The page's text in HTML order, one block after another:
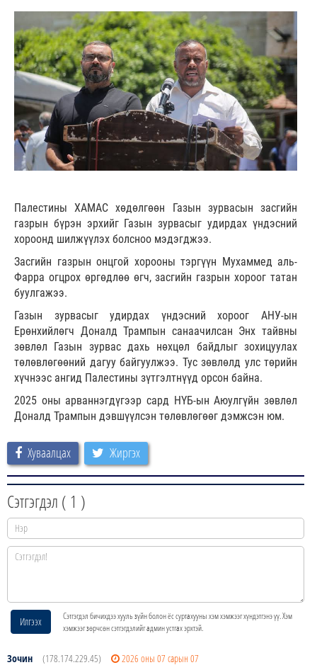
Палестины ХАМАС хөдөлгөөн Газын зурвасын засгийн
газрын бүрэн эрхийг Газын зурвасыг удирдах үндэсний
хороонд шилжүүлэх болсноо мэдэгджээ.
Засгийн газрын онцгой хорооны тэргүүн Мухаммед аль-
Фарра огцрох өргөдлөө өгч, засгийн газрын хороог татан
буулгажээ.
Газын зурвасыг удирдах үндэсний хороог АНУ-ын
Ерөнхийлөгч Доналд Трампын санаачилсан Энх тайвны
зөвлөл Газын зурвас дахь нөхцөл байдлыг зохицуулах
төлөвлөгөөний дагуу байгуулжээ. Тус зөвлөлд улс төрийн
хүчнээс ангид Палестины зүтгэлтнүүд орсон байна.
2025 оны арваннэгдүгээр сард НҮБ-ын Аюулгүйн зөвлөл
Доналд Трампын дэвшүүлсэн төлөвлөгөөг дэмжсэн юм.
Хуваалцах Жиргэх
Сэтгэгдэл ( 1 )
Илгээх
Сэтгэгдэл бичихдээ хууль зүйн болон ёс суртахууны хэм хэмжээг хүндэтгэнэ үү. Хэм
хэмжээг зөрчсөн сэтгэгдэлийг админ устгах эрхтэй.
Зочин (178.174.229.45) 2026 оны 07 сарын 07